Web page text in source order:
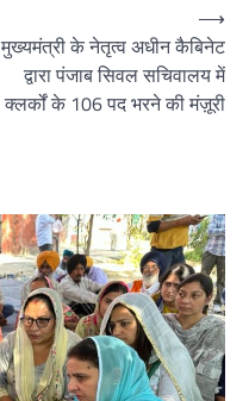
मुख्यमंत्री के नेतृत्व अधीन कैबिनेट
द्वारा पंजाब सिवल सचिवालय में
क्लर्कों के 106 पद भरने की मंज़ूरी
⟶